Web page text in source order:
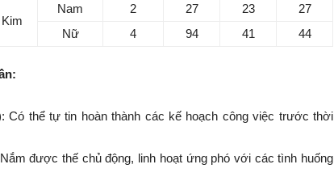
Nam 2 27 23
27
Nữ
4 94 41 44
Có thể tự tin hoàn thành các kế hoạch công việc trước thời
được thế chủ động, linh hoạt ứng phó với các tình huống